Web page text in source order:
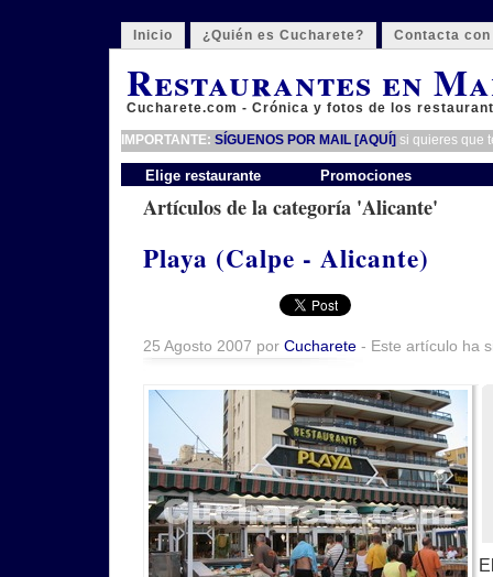
Inicio ¿Quién es Cucharete? Contacta
Restaurantes en
Cucharete.com - Crónica y fotos de los
IMPORTANTE: SÍGUENOS POR MAIL [AQUÍ] si quieres que
Elige restaurante Promociones
Artículos de la categoría 'Alicante'
Playa (Calpe - Alicante)
25 Agosto 2007 por Cucharete - Este artículo ha